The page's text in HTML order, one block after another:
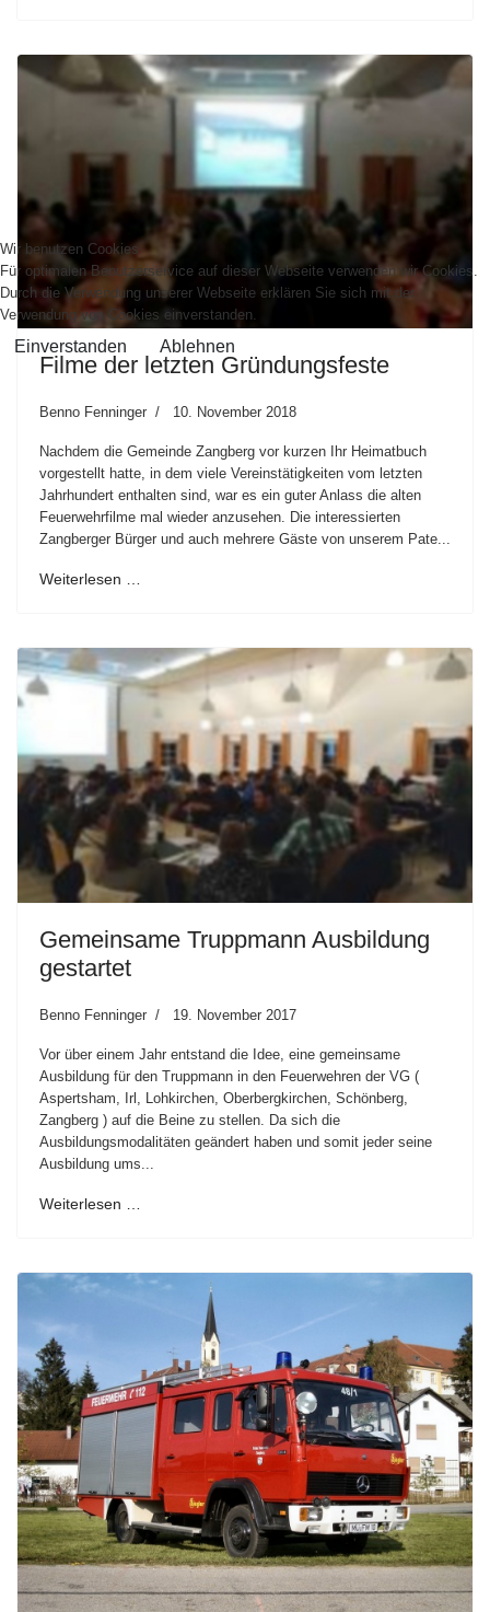
Filme der letzten Gründungsfeste
Benno Fenninger 10. November 2018
Nachdem die Gemeinde Zangberg vor kurzen Ihr Heimatbuch
vorgestellt hatte, in dem viele Vereinstätigkeiten vom letzten
Jahrhundert enthalten sind, war es ein guter Anlass die alten
Feuerwehrfilme mal wieder anzusehen. Die interessierten
Zangberger Bürger und auch mehrere Gäste von unserem Pate...
Weiterlesen …
Gemeinsame Truppmann Ausbildung
gestartet
Benno Fenninger 19. November 2017
Vor über einem Jahr entstand die Idee, eine gemeinsame
Ausbildung für den Truppmann in den Feuerwehren der VG (
Aspertsham, Irl, Lohkirchen, Oberbergkirchen, Schönberg,
Zangberg ) auf die Beine zu stellen. Da sich die
Ausbildungsmodalitäten geändert haben und somit jeder seine
Ausbildung ums...
Weiterlesen …
Wir benutzen Cookies
Für optimalen Benutzerservice auf dieser Webseite verwenden wir Cookies.
Durch die Verwendung unserer Webseite erklären Sie sich mit der
Verwendung von Cookies einverstanden.
Einverstanden Ablehnen